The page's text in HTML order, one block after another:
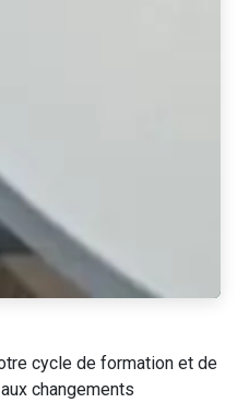
cycle de formation et de
changements